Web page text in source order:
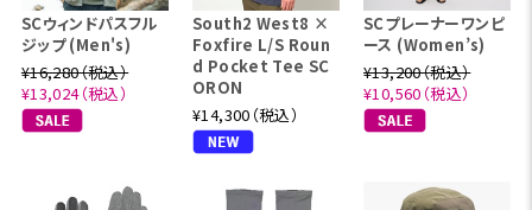
SCウィンドパスフル
ジップ (Men's)
¥16,280（税込）
¥13,024（税込）
South2 West8 ×
Foxfire L/S Roun
d Pocket Tee SC
ORON
¥14,300（税込）
SCプレーナーワンピ
ース (Women’s)
¥13,200（税込）
¥10,560（税込）